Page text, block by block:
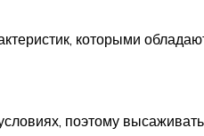
которыми
поэтому